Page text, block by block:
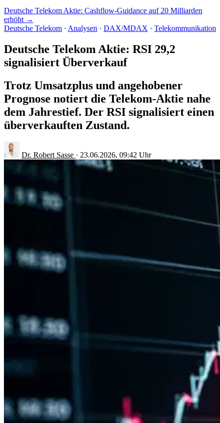
Deutsche Telekom Aktie: Cashflow-Guidance auf 20 Milliarden
erhöht →
Deutsche Telekom · Analysen · DAX/MDAX · Telekommunikation
Deutsche Telekom Aktie: RSI 29,2
signalisiert Überverkauf
Trotz Umsatzplus und angehobener
Prognose notiert die Telekom-Aktie nahe
dem Jahrestief. Der RSI signalisiert einen
überverkauften Zustand.
Dr. Robert Sasse · 23.06.2026, 09:42 Uhr